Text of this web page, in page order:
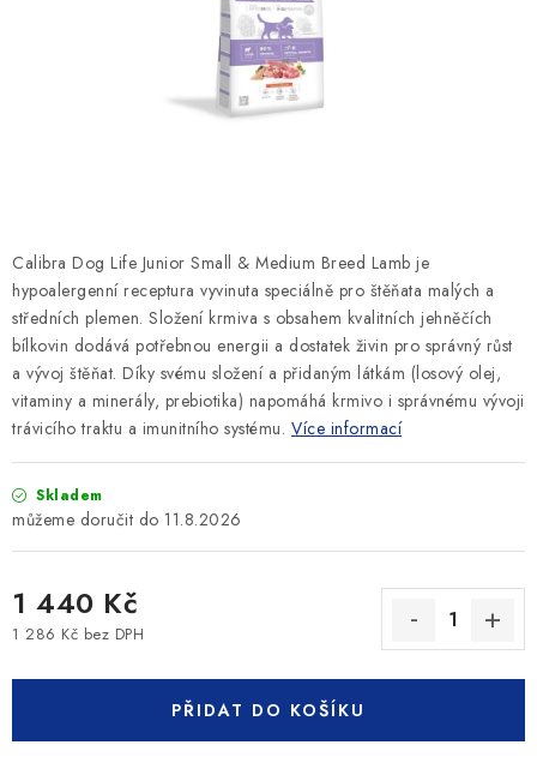
Calibra Dog Life Junior Small & Medium Breed Lamb je
hypoalergenní receptura vyvinuta speciálně pro štěňata malých a
středních plemen. Složení krmiva s obsahem kvalitních jehněčích
bílkovin dodává potřebnou energii a dostatek živin pro správný růst
a vývoj štěňat. Díky svému složení a přidaným látkám (losový olej,
vitaminy a minerály, prebiotika) napomáhá krmivo i správnému vývoji
trávicího traktu a imunitního systému. Více informací
Skladem
11.8.2026
1 440 Kč
1 286 Kč bez DPH
PŘIDAT DO KOŠÍKU